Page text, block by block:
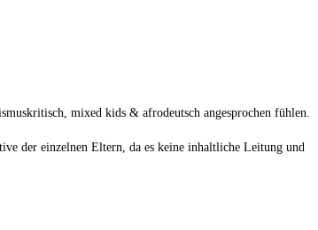
mixed kids & afrodeutsch angesprochen fühlen.
der einzelnen Eltern, da es keine inhaltliche Leitung und